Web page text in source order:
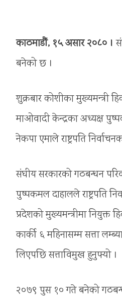
काठमाडौं, १५ असार २०८० ।
बनेको छ ।
शुक्रबार कोशीका मुख्यमन्त्री
माओवादी केन्द्रका अध्यक्ष
नेकपा एमाले राष्ट्रपति
संघीय सरकारको गठबन्धन
पुष्पकमल दाहालले राष्ट्रपति
प्रदेशको मुख्यमन्त्रीमा नियुक्त
कार्की ६ महिनासम्म सत्ता
लिएपछि सत्ताविमुख हुनुपर्‍यो ।
२०७९ पुस १० गते बनेको